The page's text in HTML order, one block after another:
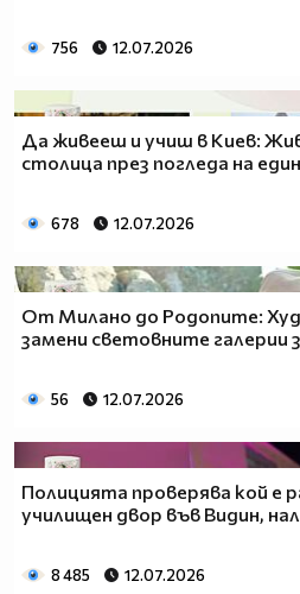
756 12.07.2026
Да живееш и учиш в Киев:
столица през погледа на
678 12.07.2026
От Милано до Родопите:
замени световните галерии
56 12.07.2026
Полицията проверява кой е
училищен двор във Видин,
8 485 12.07.2026